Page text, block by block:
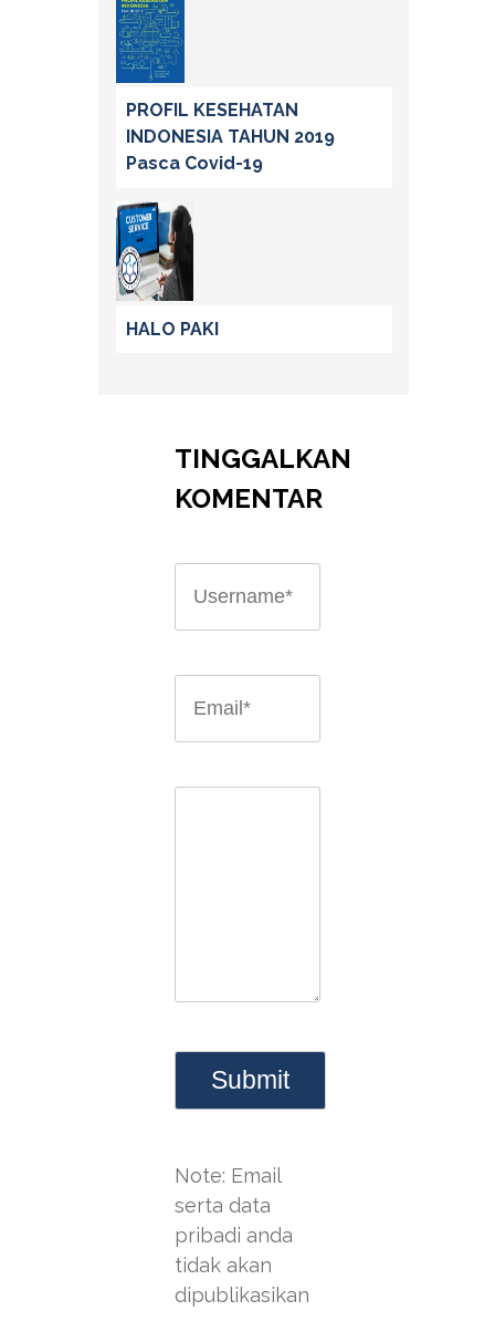
PROFIL KESEHATAN
INDONESIA TAHUN 2019
Pasca Covid-19
HALO PAKI
TINGGALKAN
KOMENTAR
Note: Email
serta data
pribadi anda
tidak akan
dipublikasikan